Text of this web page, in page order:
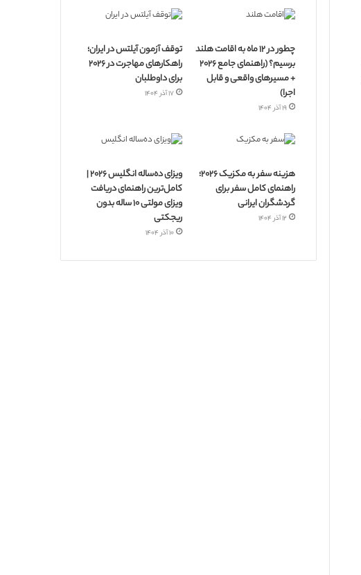
چطور در ۱۲ ماه به اقامت هلند
برسیم؟ (راهنمای جامع ۲۰۲۶
+ مسیرهای واقعی و قابل
اجرا)
۱۹ آذر ۱۴۰۴
توقف آزمون آیلتس در ایران؛
راهکارهای مهاجرت در ۲۰۲۶
برای داوطلبان
۱۷ آذر ۱۴۰۴
هزینه سفر به مکزیک ۲۰۲۶؛
راهنمای کامل سفر برای
گردشگران ایرانی
۱۲ آذر ۱۴۰۴
ویزای ده‌ساله انگلیس ۲۰۲۶ |
کامل‌ترین راهنمای دریافت
ویزای مولتی ۱۰ ساله بدون
ریجکتی
۱۰ آذر ۱۴۰۴